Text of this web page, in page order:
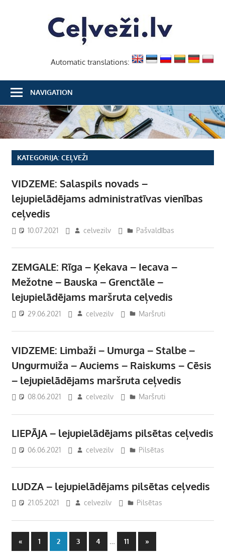
Automatic translations:
NAVIGATION
KATEGORIJA: CEĻVEŽI
VIDZEME: Salaspils novads –
lejupielādējams administratīvas vienības
ceļvedis
10.07.2021 celvezilv Pašvaldības
ZEMGALE: Rīga – Ķekava – Iecava –
Mežotne – Bauska – Grenctāle –
lejupielādējams maršruta ceļvedis
29.06.2021 celvezilv Maršruti
VIDZEME: Limbaži – Umurga – Stalbe –
Ungurmuiža – Auciems – Raiskums – Cēsis
– lejupielādējams maršruta ceļvedis
08.06.2021 celvezilv Maršruti
LIEPĀJA – lejupielādējams pilsētas ceļvedis
06.06.2021 celvezilv Pilsētas
LUDZA – lejupielādējams pilsētas ceļvedis
21.05.2021 celvezilv Pilsētas
Ziņu
«Previous
Posts
1 2 3 4 … 11
Next
Posts
»